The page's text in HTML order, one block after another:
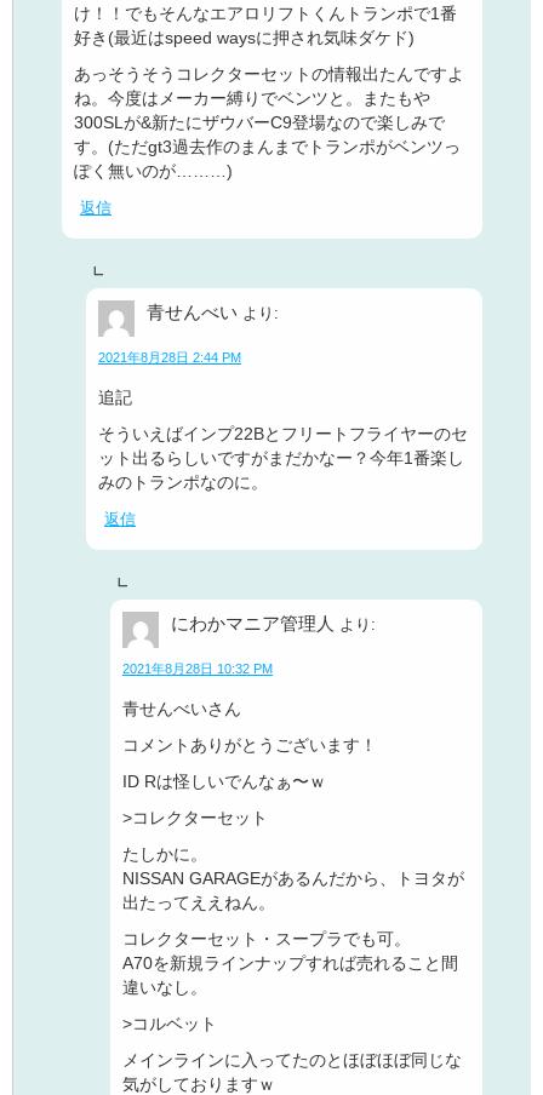
け！！でもそんなエアロリフトくんトランポで1番
好き(最近はspeed waysに押され気味ダケド)
あっそうそうコレクターセットの情報出たんですよ
ね。今度はメーカー縛りでベンツと。またもや
300SLが&新たにザウバーC9登場なので楽しみで
す。(ただgt3過去作のまんまでトランポがベンツっ
ぽく無いのが………)
返信
青せんべい より:
2021年8月28日 2:44 PM
追記
そういえばインプ22Bとフリートフライヤーのセ
ット出るらしいですがまだかなー？今年1番楽し
みのトランポなのに。
返信
にわかマニア管理人 より:
2021年8月28日 10:32 PM
青せんべいさん
コメントありがとうございます！
ID Rは怪しいでんなぁ〜ｗ
>コレクターセット
たしかに。
NISSAN GARAGEがあるんだから、トヨタが
出たってええねん。
コレクターセット・スープラでも可。
A70を新規ラインナップすれば売れること間
違いなし。
>コルベット
メインラインに入ってたのとほぼほぼ同じな
気がしておりますｗ